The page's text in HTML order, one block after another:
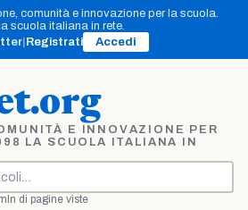
comunità e innovazione per la scuola.
scuola italiana in rete.
Registrati Accedi
E INNOVAZIONE PER
LA SCUOLA ITALIANA IN
di pagine viste